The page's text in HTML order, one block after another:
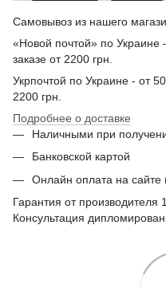
Самовывоз из нашего
«Новой почтой» по Украине
заказе от 2200 грн.
Укрпочтой по Украине - от
2200 грн.
Подробнее о доставке
Наличными при
Банковской картой
Онлайн оплата на
Гарантия от производителя
Консультация